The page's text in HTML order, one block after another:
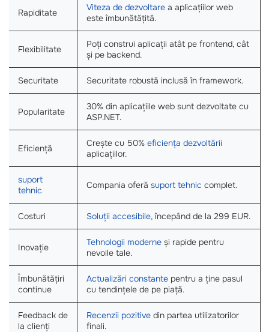
Rapiditate Viteza de dezvoltare a aplicațiilor web
este îmbunătățită.
Flexibilitate
Poți construi aplicații atât pe frontend, cât
și pe backend.
Securitate Securitate robustă inclusă în framework.
Popularitate
30% din aplicațiile web sunt dezvoltate cu
ASP.NET.
Eficiență Crește cu 50% eficiența dezvoltării
aplicațiilor.
suport
tehnic
Compania oferă suport tehnic complet.
Costuri Soluții accesibile, începând de la 299 EUR.
Inovație Tehnologii moderne și rapide pentru
nevoile tale.
Îmbunătățiri
continue
Actualizări constante pentru a ține pasul
cu tendințele de pe piață.
Feedback de
la clienți
Recenzii pozitive din partea utilizatorilor
finali.